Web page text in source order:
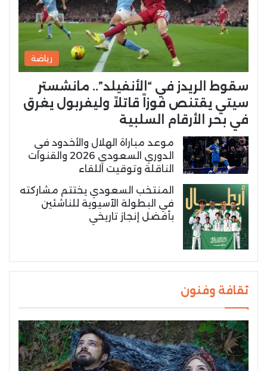
رياضة
سقوط الريدز في “الأنفيلد”.. مانشستر
سيتي يقتنص فوزاً قاتلاً وليفربول يغرق
في بحر الأرقام السلبية
موعد مباراة الهلال والأخدود في
الدوري السعودي 2026 والقنوات
الناقلة وتوقيت اللقاء
المنتخب السعودي يختتم مشاركته
في البطولة الآسيوية للناشئين
بأفضل إنجاز تاريخي
ثقافة وفنون